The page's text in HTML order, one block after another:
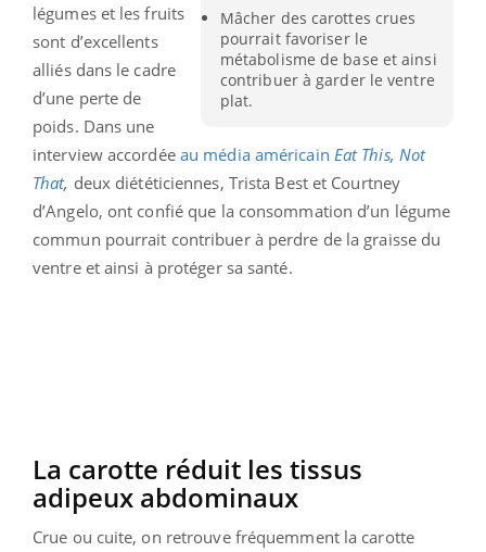
Mâcher des carottes crues
pourrait favoriser le
métabolisme de base et ainsi
contribuer à garder le ventre
plat.
légumes et les fruits
sont d’excellents
alliés dans le cadre
d’une perte de
poids. Dans une
interview accordéeau média américain Eat This, Not
That, deux diététiciennes, Trista Best et Courtney
d’Angelo, ont confié que la consommation d’un légume
commun pourrait contribuer à perdre de la graisse du
ventre et ainsi à protéger sa santé.
La carotte réduit les tissus
adipeux abdominaux
Crue ou cuite, on retrouve fréquemment la carotte